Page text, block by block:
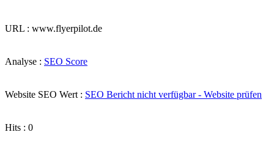
URL : www.flyerpilot.de
Analyse : SEO Score
Website SEO Wert : SEO Bericht nicht verfügbar - Website prüfen
Hits : 0